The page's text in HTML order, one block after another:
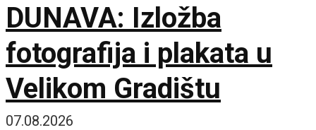
DUNAVA: Izložba
fotografija i plakata u
Velikom Gradištu
07.08.2026